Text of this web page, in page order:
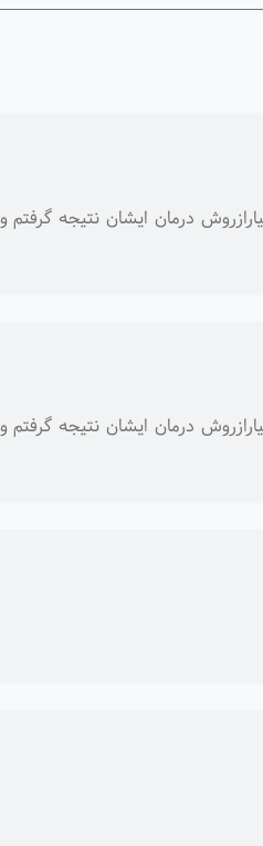
درمان ایشان نتیجه گرفتم
درمان ایشان نتیجه گرفتم